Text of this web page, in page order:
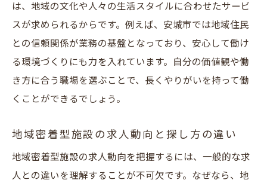
は、地域の文化や人々の生活スタイルに合わせたサービ
スが求められるからです。例えば、安城市では地域住民
との信頼関係が業務の基盤となっており、安心して働け
る環境づくりにも力を入れています。自分の価値観や働
き方に合う職場を選ぶことで、長くやりがいを持って働
くことができるでしょう。
地域密着型施設の求人動向と探し方の違い
地域密着型施設の求人動向を把握するには、一般的な求
人との違いを理解することが不可欠です。なぜなら、地